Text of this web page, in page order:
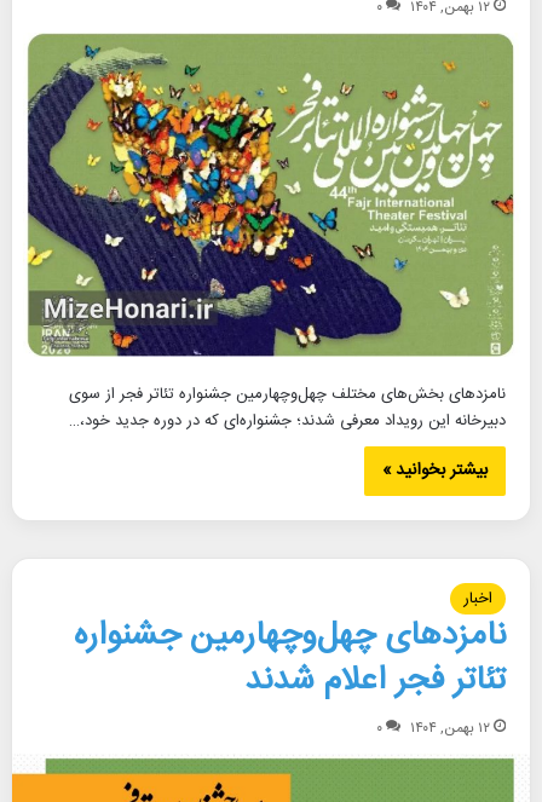
۱۲ بهمن, ۱۴۰۴ ۰
نامزدهای بخش‌های مختلف چهل‌وچهارمین جشنواره تئاتر فجر از سوی
دبیرخانه این رویداد معرفی شدند؛ جشنواره‌ای که در دوره جدید خود،…
بیشتر بخوانید »
اخبار
نامزدهای چهل‌وچهارمین جشنواره
تئاتر فجر اعلام شدند
۱۲ بهمن, ۱۴۰۴ ۰